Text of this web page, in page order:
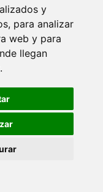
y
para analizar
web y para
llegan
570mg
variedades de cepas
que les permite
digestivo para